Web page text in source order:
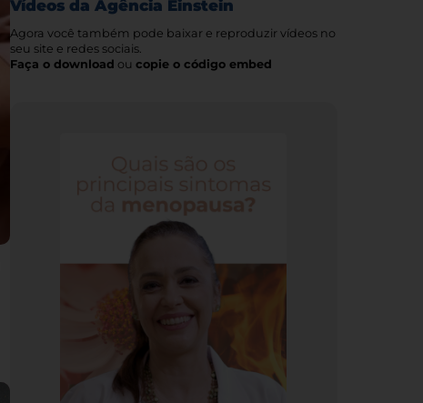
Vídeos da Agência Einstein
Agora você também pode baixar e reproduzir vídeos no
seu site e redes sociais.
Faça o download ou copie o código embed